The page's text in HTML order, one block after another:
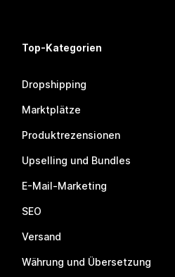
Top-Kategorien
Dropshipping
Marktplätze
Produktrezensionen
Upselling und Bundles
E-Mail-Marketing
SEO
Versand
Währung und Übersetzung